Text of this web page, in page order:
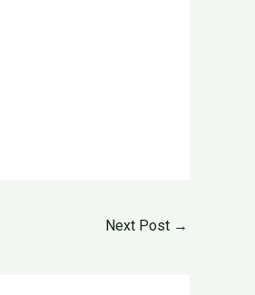
Next Post →